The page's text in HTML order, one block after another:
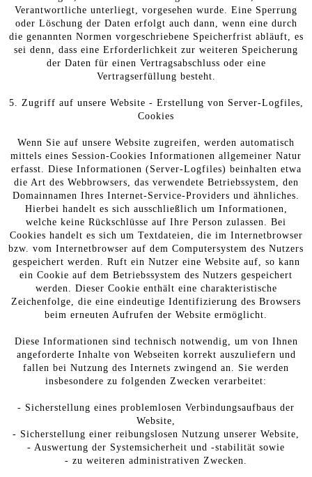
Verantwortliche unterliegt, vorgesehen wurde. Eine Sperrung
oder Löschung der Daten erfolgt auch dann, wenn eine durch
die genannten Normen vorgeschriebene Speicherfrist abläuft, es
sei denn, dass eine Erforderlichkeit zur weiteren Speicherung
der Daten für einen Vertragsabschluss oder eine
Vertragserfüllung besteht.
5. Zugriff auf unsere Website - Erstellung von Server-Logfiles,
Cookies
Wenn Sie auf unsere Website zugreifen, werden automatisch
mittels eines Session-Cookies Informationen allgemeiner Natur
erfasst. Diese Informationen (Server-Logfiles) beinhalten etwa
die Art des Webbrowsers, das verwendete Betriebssystem, den
Domainnamen Ihres Internet-Service-Providers und ähnliches.
Hierbei handelt es sich ausschließlich um Informationen,
welche keine Rückschlüsse auf Ihre Person zulassen. Bei
Cookies handelt es sich um Textdateien, die im Internetbrowser
bzw. vom Internetbrowser auf dem Computersystem des Nutzers
gespeichert werden. Ruft ein Nutzer eine Website auf, so kann
ein Cookie auf dem Betriebssystem des Nutzers gespeichert
werden. Dieser Cookie enthält eine charakteristische
Zeichenfolge, die eine eindeutige Identifizierung des Browsers
beim erneuten Aufrufen der Website ermöglicht.
Diese Informationen sind technisch notwendig, um von Ihnen
angeforderte Inhalte von Webseiten korrekt auszuliefern und
fallen bei Nutzung des Internets zwingend an. Sie werden
insbesondere zu folgenden Zwecken verarbeitet:
- Sicherstellung eines problemlosen Verbindungsaufbaus der
Website,
- Sicherstellung einer reibungslosen Nutzung unserer Website,
- Auswertung der Systemsicherheit und -stabilität sowie
- zu weiteren administrativen Zwecken.